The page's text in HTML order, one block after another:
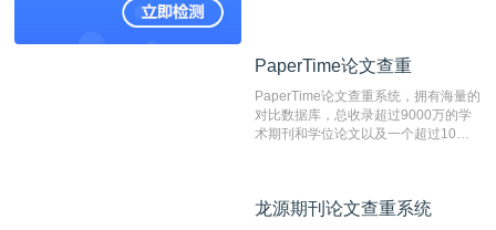
系统，可检测中文、英文两种语言的论
PaperTime论文查重
PaperTime论文查重系统，拥有海量的
对比数据库，总收录超过9000万的学
术期刊和学位论文以及一个超过10亿
对，利用指纹索引快速而精准地在云检
龙源期刊论文查重系统